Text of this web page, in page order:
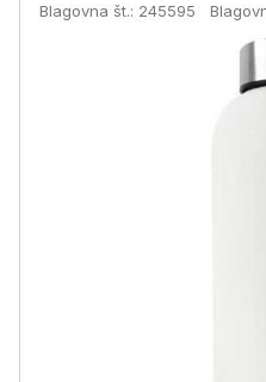
Blagovna št.: 245595